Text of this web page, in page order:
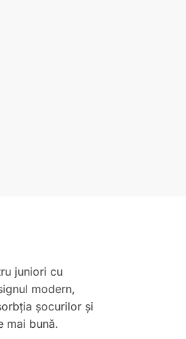
juniori cu
modern,
șocurilor și
mai bună.